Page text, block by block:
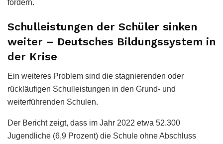
fördern.
Schulleistungen der Schüler sinken
weiter – Deutsches Bildungssystem in
der Krise
Ein weiteres Problem sind die stagnierenden oder
rückläufigen Schulleistungen in den Grund- und
weiterführenden Schulen.
Der Bericht zeigt, dass im Jahr 2022 etwa 52.300
Jugendliche (6,9 Prozent) die Schule ohne Abschluss